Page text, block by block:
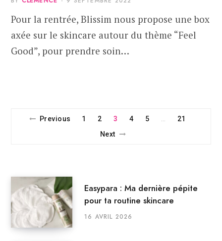
Pour la rentrée, Blissim nous propose une box
axée sur le skincare autour du thème “Feel
Good”, pour prendre soin…
Previous 1 2 3 4 5
21
Next
Easypara : Ma dernière pépite
pour ta routine skincare
16 AVRIL 2026